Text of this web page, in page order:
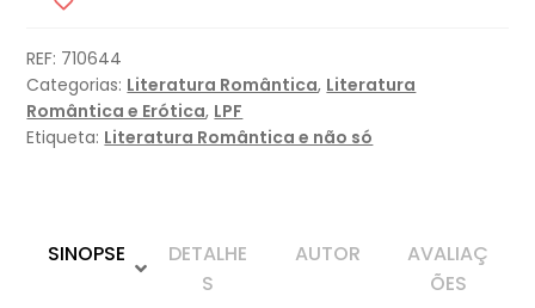
Montana
(Nova
Edição)
REF: 710644
Categorias: Literatura Romântica, Literatura
Romântica e Erótica, LPF
Etiqueta: Literatura Romântica e não só
SINOPSE
DETALHE
S
AUTOR
AVALIAÇ
ÕES